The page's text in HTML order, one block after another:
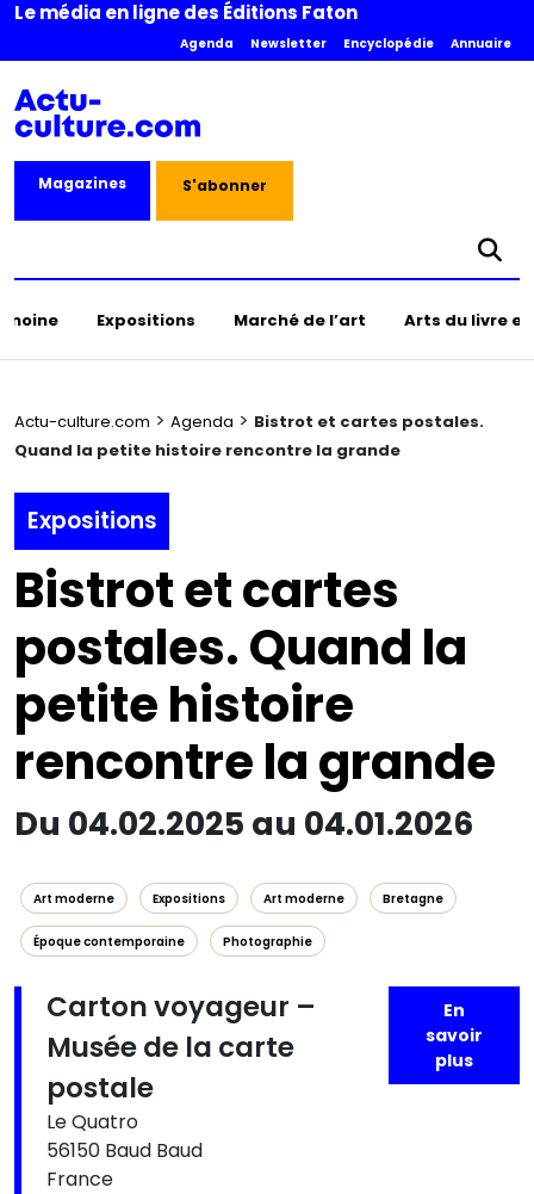
Le média en ligne des Éditions Faton
Agenda Newsletter Encyclopédie Annuaire
Magazines S'abonner
Expositions Marché de l’art Arts du livre
Actu-culture.com > Agenda > Bistrot et cartes postales.
Quand la petite histoire rencontre la grande
Expositions
Bistrot et cartes
postales. Quand la
petite histoire
rencontre la grande
Du 04.02.2025 au 04.01.2026
Art moderne Expositions Art moderne Bretagne
Époque contemporaine Photographie
Carton voyageur –
Musée de la carte
postale
Le Quatro
56150 Baud Baud
France
En
savoir
plus